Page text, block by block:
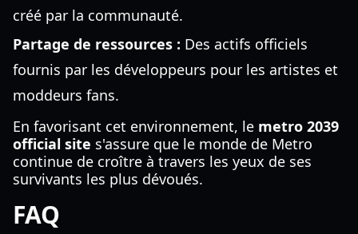
créé par la communauté.
Partage de ressources : Des actifs officiels
fournis par les développeurs pour les artistes et
moddeurs fans.
En favorisant cet environnement, le metro 2039
official site s'assure que le monde de Metro
continue de croître à travers les yeux de ses
survivants les plus dévoués.
FAQ